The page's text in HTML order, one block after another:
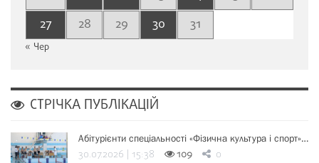
27
28 29 30 31
« Чер
СТРІЧКА ПУБЛІКАЦІЙ
Абітурієнти спеціальності «Фізична культура і спорт»…
30.07.2026 | 15:38 109 0